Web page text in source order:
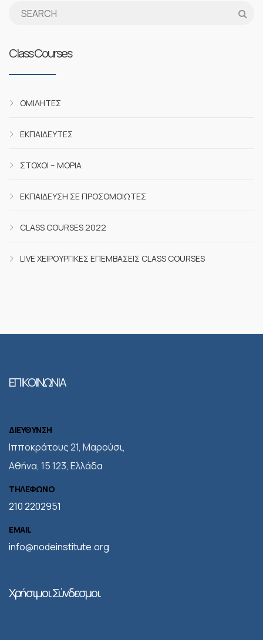
Class Courses
ΟΜΙΛΗΤΈΣ
ΕΚΠΑΙΔΕΥΤΈΣ
ΣΤΌΧΟΙ – ΜΌΡΙΑ
ΕΚΠΑΊΔΕΥΣΗ ΣΕ ΠΡΟΣΟΜΟΙΩΤΈΣ
CLASS COURSES 2022
LIVE ΧΕΙΡΟΥΡΓΙΚΈΣ ΕΠΕΜΒΆΣΕΙΣ CLASS COURSES
ΕΠΙΚΟΙΝΩΝΙΑ
ΔΙΕΥΘΥΝΣΗ
Iπποκράτους 21, Μαρούσι,
Αθήνα, 15 123, Ελλάδα
ΤΗΛΕΦΩΝΟ
210 2202951
EMAIL
info@nodeinstitute.org
Χρήσιμοι Σύνδεσμοι